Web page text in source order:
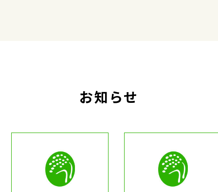
お知らせ